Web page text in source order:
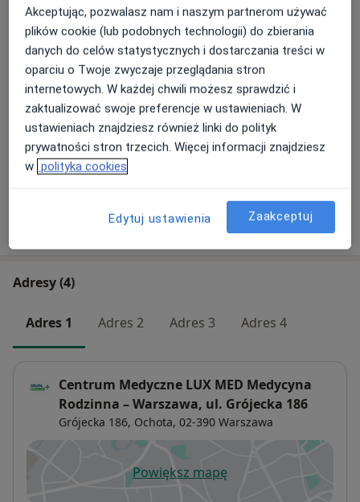
Od 279 zł Szczegóły
Konsultacja onkologiczna
Szczegóły
Chirurgia onkologiczna
Od 279 zł Szczegóły
+ 10 usług
W jaki sposób ustalane są ceny?
Adresy (4)
Adres 1 Adres 2 Adres 3 Adres 4
Centrum Medyczne LUX MED Medycyna
Rodzinna – Warszawa, ul. Grójecka 186
Grójecka 186, Ochota, 02-390 Warszawa
Powiększ mapęotwiera się w nowej karcie
Akceptując, pozwalasz nam i naszym partnerom używać
plików cookie (lub podobnych technologii) do zbierania
danych do celów statystycznych i dostarczania treści w
oparciu o Twoje zwyczaje przeglądania stron
internetowych. W każdej chwili możesz sprawdzić i
zaktualizować swoje preferencje w ustawieniach. W
ustawieniach znajdziesz również linki do polityk
prywatności stron trzecich. Więcej informacji znajdziesz
w polityka cookies
Edytuj ustawienia Zaakceptuj